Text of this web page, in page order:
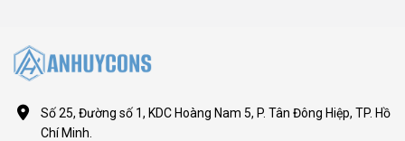
Số 25, Đường số 1, KDC Hoàng Nam 5, P. Tân Đông Hiệp, TP. Hồ
Chí Minh.